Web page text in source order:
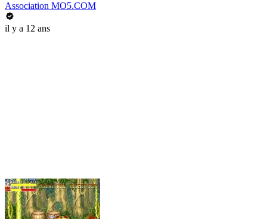
Association MO5.COM
il y a 12 ans